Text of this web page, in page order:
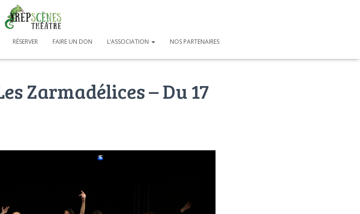
RÉSERVER FAIRE UN DON L’ASSOCIATION NOS PARTENAIRES
Zarmadélices – Du 17